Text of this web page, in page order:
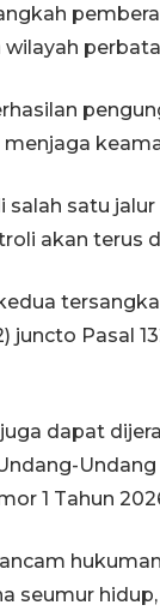
salah satu
akan terus
tersangka
juncto Pasal
dapat
1 Tahun
seumur